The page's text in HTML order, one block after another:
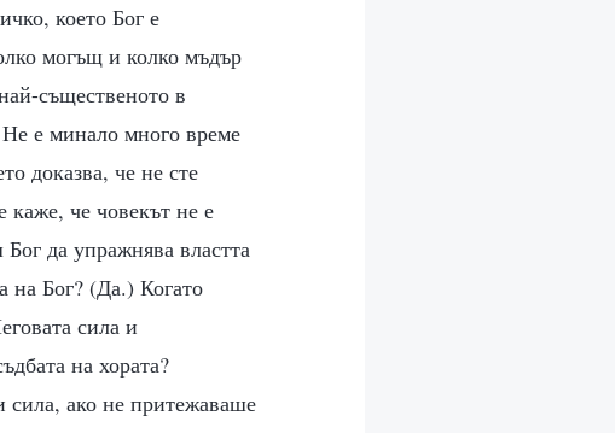
което Бог е
могъщ и колко мъдър
същественото в
е минало много време
доказва, че не сте
каже, че човекът не е
да упражнява властта
на Бог? (Да.) Когато
сила и
на хората?
сила, ако не притежаваше